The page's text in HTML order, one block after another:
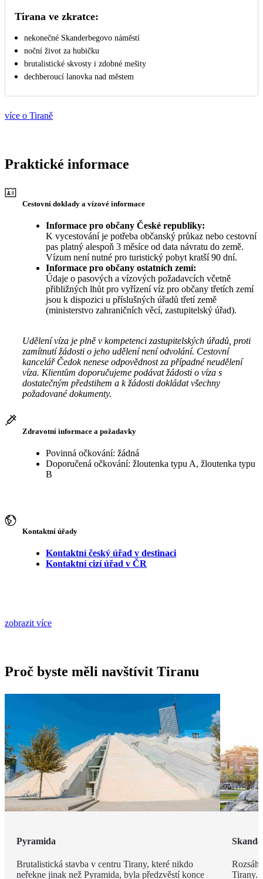
Tirana ve zkratce:
nekonečné Skanderbegovo náměstí
noční život za hubičku
brutalistické skvosty i zdobné mešity
dechberoucí lanovka nad městem
více o Tiraně
Praktické informace
Cestovní doklady a vízové informace
Informace pro občany České republiky:
K vycestování je potřeba občanský průkaz nebo cestovní
pas platný alespoň 3 měsíce od data návratu do země.
Vízum není nutné pro turistický pobyt kratší 90 dní.
Informace pro občany ostatních zemí:
Údaje o pasových a vízových požadavcích včetně
přibližných lhůt pro vyřízení víz pro občany třetích zemí
jsou k dispozici u příslušných úřadů třetí země
(ministerstvo zahraničních věcí, zastupitelský úřad).
Udělení víza je plně v kompetenci zastupitelských úřadů, proti
zamítnutí žádosti o jeho udělení není odvolání. Cestovní
kancelář Čedok nenese odpovědnost za případné neudělení
víza. Klientům doporučujeme podávat žádosti o víza s
dostatečným předstihem a k žádosti dokládat všechny
požadované dokumenty.
Zdravotní informace a požadavky
Povinná očkování: žádná
Doporučená očkování: žloutenka typu A, žloutenka typu
B
Kontaktní úřady
Kontaktní český úřad v destinaci
Kontaktní cizí úřad v ČR
zobrazit více
Proč byste měli navštívit Tiranu
Pyramida
Brutalistická stavba v centru Tirany, které nikdo
neřekne jinak než Pyramida, byla předzvěstí konce
Tirany.